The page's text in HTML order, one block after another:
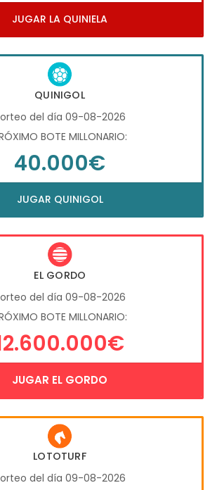
JUGAR LA QUINIELA
QUINIGOL
del día 09-08-2026
BOTE MILLONARIO:
40.000€
JUGAR QUINIGOL
EL GORDO
del día 09-08-2026
BOTE MILLONARIO:
JUGAR EL GORDO
LOTOTURF
del día 09-08-2026